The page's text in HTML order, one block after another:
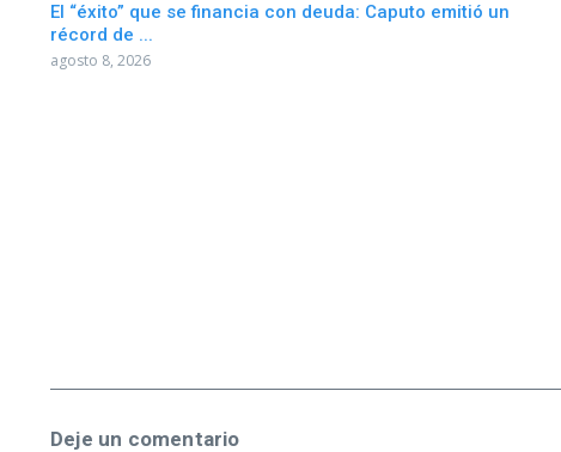
El “éxito” que se financia con deuda: Caputo emitió un
récord de ...
agosto 8, 2026
Deje un comentario